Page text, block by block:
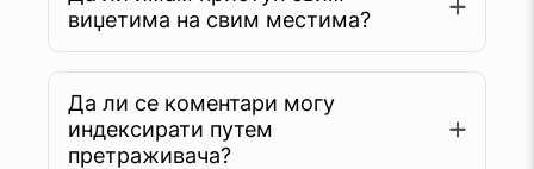
виџетима на свим местима?
Да ли се коментари могу
индексирати путем
претраживача?